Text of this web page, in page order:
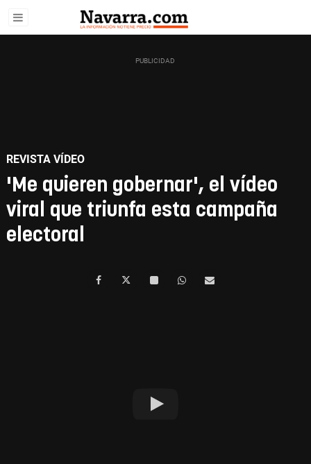
REVISTA VÍDEO
'Me quieren gobernar', el vídeo
viral que triunfa esta campaña
electoral